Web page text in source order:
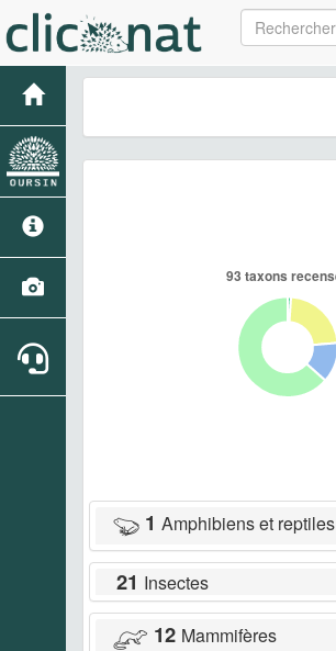
1 Amphibiens et reptiles
21 Insectes
12 Mammifères